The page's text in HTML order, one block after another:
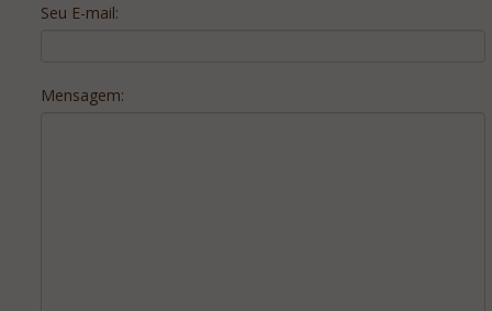
Seu E-mail:
Mensagem: